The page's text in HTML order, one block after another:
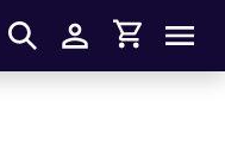
Inloggen
Winkelmandje